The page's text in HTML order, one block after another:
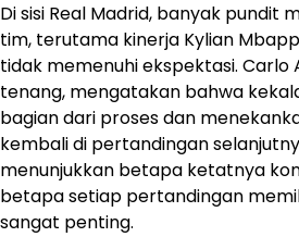
Di sisi Real Madrid, banyak pundit
tim, terutama kinerja Kylian
tidak memenuhi ekspektasi.
tenang, mengatakan bahwa
bagian dari proses dan
kembali di pertandingan
menunjukkan betapa ketatnya
betapa setiap pertandingan
sangat penting.